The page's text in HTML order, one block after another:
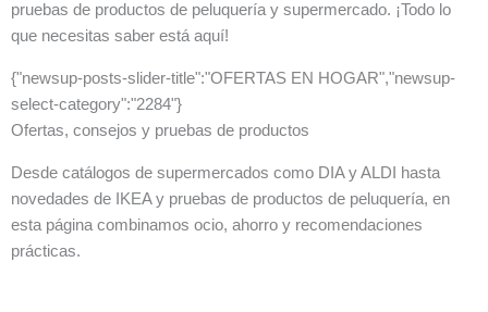
pruebas de productos de peluquería y supermercado. ¡Todo lo
que necesitas saber está aquí!
{"newsup-posts-slider-title":"OFERTAS EN HOGAR","newsup-
select-category":"2284"}
Ofertas, consejos y pruebas de productos
Desde catálogos de supermercados como DIA y ALDI hasta
novedades de IKEA y pruebas de productos de peluquería, en
esta página combinamos ocio, ahorro y recomendaciones
prácticas.